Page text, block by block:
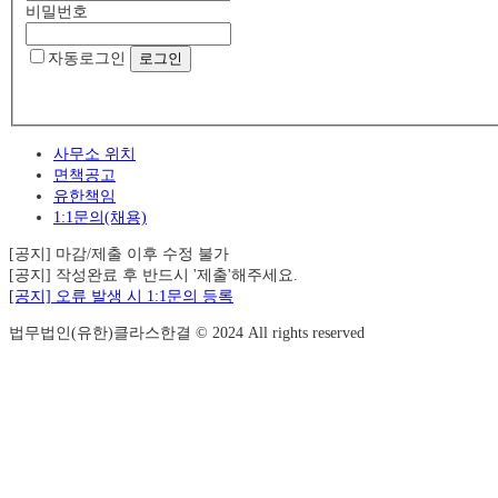
비밀번호
자동로그인
사무소 위치
면책공고
유한책임
1:1문의(채용)
[공지] 마감/제출 이후 수정 불가
[공지] 작성완료 후 반드시 '제출'해주세요.
[공지] 오류 발생 시 1:1문의 등록
법무법인(유한)클라스한결 © 2024 All rights reserved